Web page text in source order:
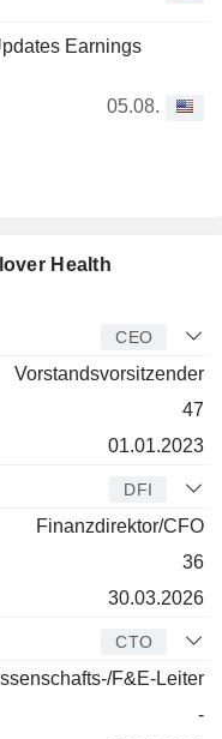
Earnings
05.08.
Health
CEO
Vorstandsvorsitzender
47
01.01.2023
DFI
Finanzdirektor/CFO
36
30.03.2026
CTO
F&E-Leiter
-